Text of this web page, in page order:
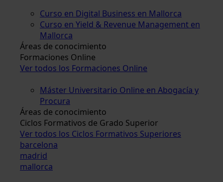
Curso en Digital Business en Mallorca
Curso en Yield & Revenue Management en
Mallorca
Áreas de conocimiento
Formaciones Online
Ver todos los Formaciones Online
Máster Universitario Online en Abogacía y
Procura
Áreas de conocimiento
Ciclos Formativos de Grado Superior
Ver todos los Ciclos Formativos Superiores
barcelona
madrid
mallorca